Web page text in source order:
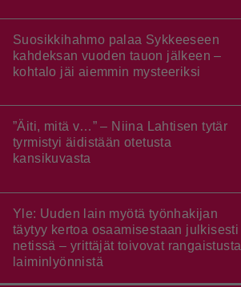
Suosikkihahmo palaa Sykkeeseen
kahdeksan vuoden tauon jälkeen –
kohtalo jäi aiemmin mysteeriksi
”Äiti, mitä v…” – Niina Lahtisen tytär
tyrmistyi äidistään otetusta
kansikuvasta
Yle: Uuden lain myötä työnhakijan
täytyy kertoa osaamisestaan julkisesti
netissä – yrittäjät toivovat rangaistusta
laiminlyönnistä